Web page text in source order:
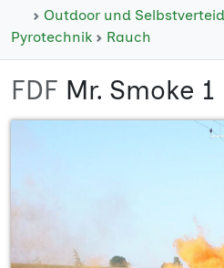
Outdoor und
Pyrotechnik
Rauch
FDF Mr. Smoke 1